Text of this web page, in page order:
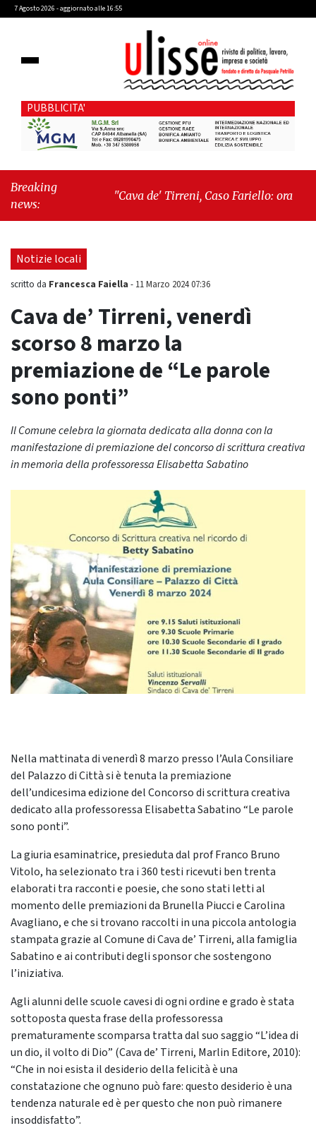
7 Agosto 2026 - aggiornato alle 16:55
PUBBLICITA'
Breaking
news:
"Cava de' Tirreni, Caso Fariello: ora torniamo
Notizie locali
scritto da Francesca Faiella - 11 Marzo 2024 07:36
Cava de’ Tirreni, venerdì
scorso 8 marzo la
premiazione de “Le parole
sono ponti”
Il Comune celebra la giornata dedicata alla donna con la
manifestazione di premiazione del concorso di scrittura creativa
in memoria della professoressa Elisabetta Sabatino
Nella mattinata di venerdì 8 marzo presso l’Aula Consiliare
del Palazzo di Città si è tenuta la premiazione
dell’undicesima edizione del Concorso di scrittura creativa
dedicato alla professoressa Elisabetta Sabatino “Le parole
sono ponti”.
La giuria esaminatrice, presieduta dal prof Franco Bruno
Vitolo, ha selezionato tra i 360 testi ricevuti ben trenta
elaborati tra racconti e poesie, che sono stati letti al
momento delle premiazioni da Brunella Piucci e Carolina
Avagliano, e che si trovano raccolti in una piccola antologia
stampata grazie al Comune di Cava de’ Tirreni, alla famiglia
Sabatino e ai contributi degli sponsor che sostengono
l’iniziativa.
Agli alunni delle scuole cavesi di ogni ordine e grado è stata
sottoposta questa frase della professoressa
prematuramente scomparsa tratta dal suo saggio “L’idea di
un dio, il volto di Dio” (Cava de’ Tirreni, Marlin Editore, 2010):
“Che in noi esista il desiderio della felicità è una
constatazione che ognuno può fare: questo desiderio è una
tendenza naturale ed è per questo che non può rimanere
insoddisfatto”.